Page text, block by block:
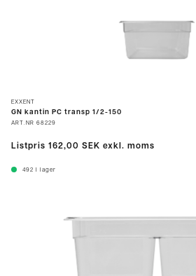
EXXENT
GN kantin PC transp 1/2-150
ART.NR 68229
Listpris 162,00 SEK exkl. moms
492 I lager